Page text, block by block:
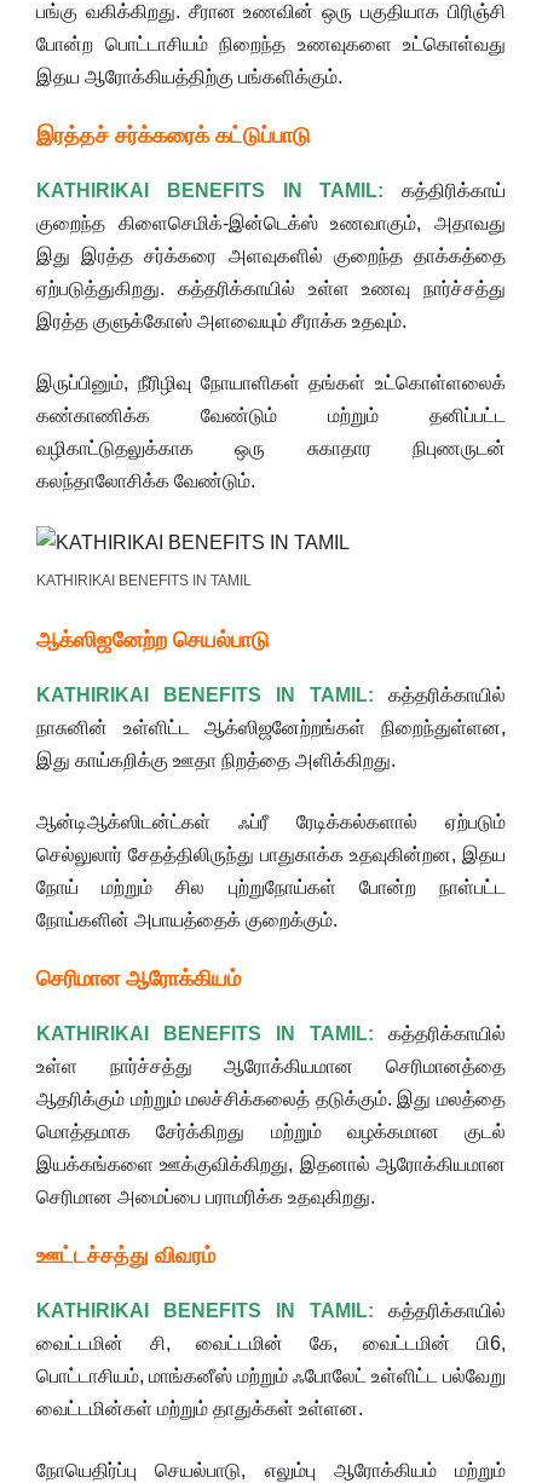
பங்கு வகிக்கிறது. சீரான உணவின் ஒரு பகுதியாக பிரிஞ்சி
போன்ற பொட்டாசியம் நிறைந்த உணவுகளை உட்கொள்வது
இதய ஆரோக்கியத்திற்கு பங்களிக்கும்.
இரத்தச் சர்க்கரைக் கட்டுப்பாடு
KATHIRIKAI BENEFITS IN TAMIL: கத்திரிக்காய்
குறைந்த கிளைசெமிக்-இன்டெக்ஸ் உணவாகும், அதாவது
இது இரத்த சர்க்கரை அளவுகளில் குறைந்த தாக்கத்தை
ஏற்படுத்துகிறது. கத்தரிக்காயில் உள்ள உணவு நார்ச்சத்து
இரத்த குளுக்கோஸ் அளவையும் சீராக்க உதவும்.
இருப்பினும், நீரிழிவு நோயாளிகள் தங்கள் உட்கொள்ளலைக்
கண்காணிக்க வேண்டும் மற்றும் தனிப்பட்ட
வழிகாட்டுதலுக்காக ஒரு சுகாதார நிபுணருடன்
கலந்தாலோசிக்க வேண்டும்.
KATHIRIKAI BENEFITS IN TAMIL
ஆக்ஸிஜனேற்ற செயல்பாடு
KATHIRIKAI BENEFITS IN TAMIL: கத்தரிக்காயில்
நாசுனின் உள்ளிட்ட ஆக்ஸிஜனேற்றங்கள் நிறைந்துள்ளன,
இது காய்கறிக்கு ஊதா நிறத்தை அளிக்கிறது.
ஆன்டிஆக்ஸிடன்ட்கள் ஃப்ரீ ரேடிக்கல்களால் ஏற்படும்
செல்லுலார் சேதத்திலிருந்து பாதுகாக்க உதவுகின்றன, இதய
நோய் மற்றும் சில புற்றுநோய்கள் போன்ற நாள்பட்ட
நோய்களின் அபாயத்தைக் குறைக்கும்.
செரிமான ஆரோக்கியம்
KATHIRIKAI BENEFITS IN TAMIL: கத்தரிக்காயில்
உள்ள நார்ச்சத்து ஆரோக்கியமான செரிமானத்தை
ஆதரிக்கும் மற்றும் மலச்சிக்கலைத் தடுக்கும். இது மலத்தை
மொத்தமாக சேர்க்கிறது மற்றும் வழக்கமான குடல்
இயக்கங்களை ஊக்குவிக்கிறது, இதனால் ஆரோக்கியமான
செரிமான அமைப்பை பராமரிக்க உதவுகிறது.
ஊட்டச்சத்து விவரம்
KATHIRIKAI BENEFITS IN TAMIL: கத்தரிக்காயில்
வைட்டமின் சி, வைட்டமின் கே, வைட்டமின் பி6,
பொட்டாசியம், மாங்கனீஸ் மற்றும் ஃபோலேட் உள்ளிட்ட பல்வேறு
வைட்டமின்கள் மற்றும் தாதுக்கள் உள்ளன.
நோயெதிர்ப்பு செயல்பாடு, எலும்பு ஆரோக்கியம் மற்றும்